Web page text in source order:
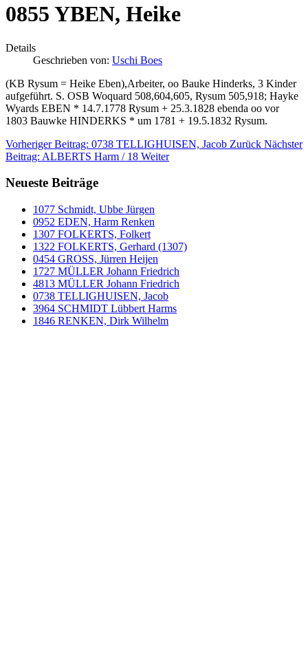
0855 YBEN, Heike
Details
Geschrieben von: Uschi Boes
(KB Rysum = Heike Eben),Arbeiter, oo Bauke Hinderks, 3 Kinder
aufgeführt. S. OSB Woquard 508,604,605, Rysum 505,918; Hayke
Wyards EBEN * 14.7.1778 Rysum + 25.3.1828 ebenda oo vor
1803 Bauwke HINDERKS * um 1781 + 19.5.1832 Rysum.
Vorheriger Beitrag: 0738 TELLIGHUISEN, Jacob Zurück Nächster
Beitrag: ALBERTS Harm / 18 Weiter
Neueste Beiträge
1077 Schmidt, Ubbe Jürgen
0952 EDEN, Harm Renken
1307 FOLKERTS, Folkert
1322 FOLKERTS, Gerhard (1307)
0454 GROSS, Jürren Heijen
1727 MÜLLER Johann Friedrich
4813 MÜLLER Johann Friedrich
0738 TELLIGHUISEN, Jacob
3964 SCHMIDT Lübbert Harms
1846 RENKEN, Dirk Wilhelm